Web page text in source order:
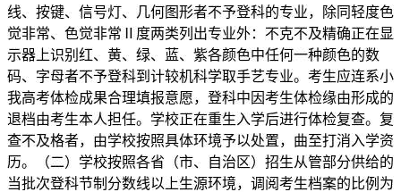
线、按键、信号灯、几何图形者不予登科的专业，除同轻度色
觉非常、色觉非常Ⅱ度两类列出专业外：不克不及精确正在显
示器上识别红、黄、绿、蓝、紫各颜色中任何一种颜色的数
码、字母者不予登科到计较机科学取手艺专业。考生应连系小
我高考体检成果合理填报意愿，登科中因考生体检缘由形成的
退档由考生本人担任。学校正在重生入学后进行体检复查。复
查不及格者，由学校按照具体环境予以处置，曲至打消入学资
历。（二）学校按照各省（市、自治区）招生从管部分供给的
当批次登科节制分数线以上生源环境，调阅考生档案的比例为